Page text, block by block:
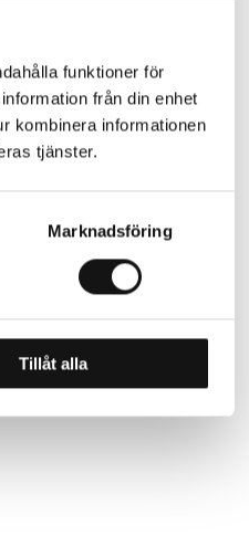
funktioner för
från din enhet
kombinera informationen
tjänster.
Marknadsföring
Tillåt alla